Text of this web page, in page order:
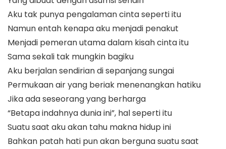
Aku tak punya pengalaman cinta seperti itu
Namun entah kenapa aku menjadi penakut
Menjadi pemeran utama dalam kisah cinta itu
Sama sekali tak mungkin bagiku
Aku berjalan sendirian di sepanjang sungai
Permukaan air yang beriak menenangkan hatiku
Jika ada seseorang yang berharga
“Betapa indahnya dunia ini”, hal seperti itu
Suatu saat aku akan tahu makna hidup ini
Bahkan patah hati pun akan berguna suatu saat